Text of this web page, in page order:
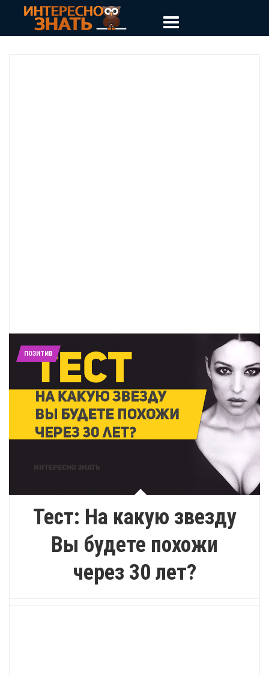
ПОЗИТИВ
Тест: На какую звезду
Вы будете похожи
через 30 лет?